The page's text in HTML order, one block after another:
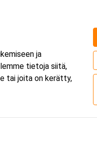
ja
tietoja siitä,
tai joita on kerätty,